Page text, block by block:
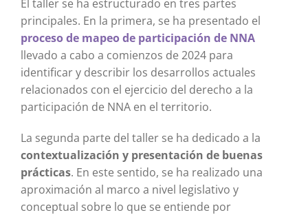
El taller se ha estructurado en tres partes
principales. En la primera, se ha presentado el
proceso de mapeo de participación de NNA
llevado a cabo a comienzos de 2024 para
identificar y describir los desarrollos actuales
relacionados con el ejercicio del derecho a la
participación de NNA en el territorio.
La segunda parte del taller se ha dedicado a la
contextualización y presentación de buenas
prácticas. En este sentido, se ha realizado una
aproximación al marco a nivel legislativo y
conceptual sobre lo que se entiende por